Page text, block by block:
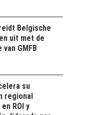
DE
LAS
un
Belgische
uit met de
van GMFB
su
regional
ROI y